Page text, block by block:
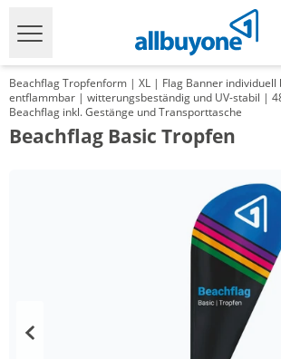
Beachflag Tropfenform | XL | Flag Banner
entflammbar | witterungsbeständig und UV-stabil |
Beachflag inkl. Gestänge und Transporttasche
Beachflag Basic Tropfen
Preis
137,16 €